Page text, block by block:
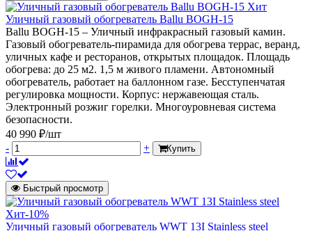
Хит
Уличный газовый обогреватель Ballu BOGH-15
Ballu BOGH-15 – Уличный инфракрасный газовый камин.
Газовый обогреватель-пирамида для обогрева террас, веранд,
уличных кафе и ресторанов, открытых площадок. Площадь
обогрева: до 25 м2. 1,5 м живого пламени. Автономный
обогреватель, работает на баллонном газе. Бесступенчатая
регулировка мощности. Корпус: нержавеющая сталь.
Электронный розжиг горелки. Многоуровневая система
безопасности.
40 990 ₽/шт
-
+ Купить
Быстрый просмотр
Хит-10%
Уличный газовый обогреватель WWT 13I Stainless steel